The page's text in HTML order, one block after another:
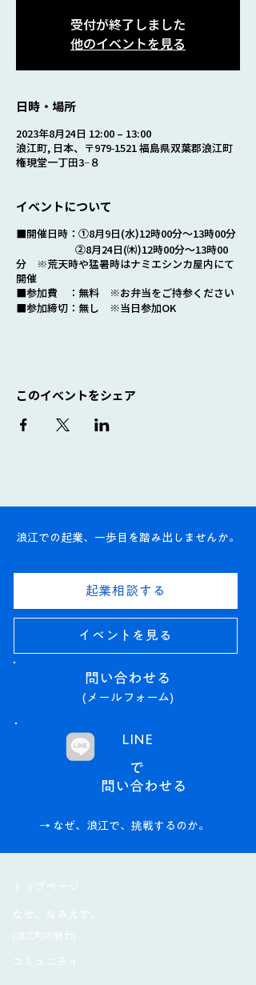
受付が終了しました
他のイベントを見る
日時・場所
2023年8月24日 12:00 – 13:00
浪江町, 日本、〒979-1521 福島県双葉郡浪江町
権現堂一丁田3−８
イベントについて
■開催日時：①8月9日(水)12時00分～13時00分
②8月24日(㈭)12時00分～13時00
分 ※荒天時や猛暑時はナミエシンカ屋内にて
開催
■参加費 ：無料 ※お弁当をご持参ください
■参加締切：無し ※当日参加OK
このイベントをシェア
浪江での起業、一歩目を踏み出しませんか。
起業相談する
イベントを見る
(メールフォーム)
問い合わせる​
問い合わせる​
LINE
で
→ なぜ、浪江で、挑戦するのか。
​トップページ
なぜ、なみえで。
(浪江町の魅力)
コミュニティ